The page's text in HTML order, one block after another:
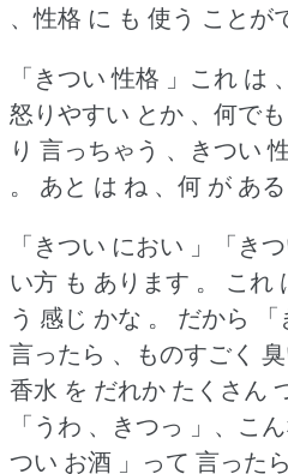
、性格 に も 使う ことが
「きつい 性格 」これ は
怒りやすい とか 、何で
り 言っちゃう 、きつい 性
。
あと は ね 、何 が ある
「きつい におい 」「き
い方 も あります 。
これ
う 感じ かな 。
だから 「
言ったら 、ものすごく 臭
香水 を だれか たくさん
「うわ 、きつっ 」、こん
つい お酒 」って 言った